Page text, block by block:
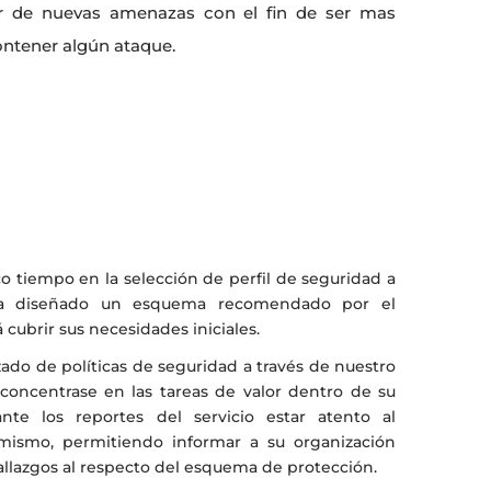
de nuevas amenazas con el fin de ser mas
algún ataque.
tiempo en la selección de perfil de seguridad a
diseñado un esquema recomendado por el
sus necesidades iniciales.
de políticas de seguridad a través de nuestro
en las tareas de valor dentro de su
los reportes del servicio estar atento al
permitiendo informar a su organización
al respecto del esquema de protección.